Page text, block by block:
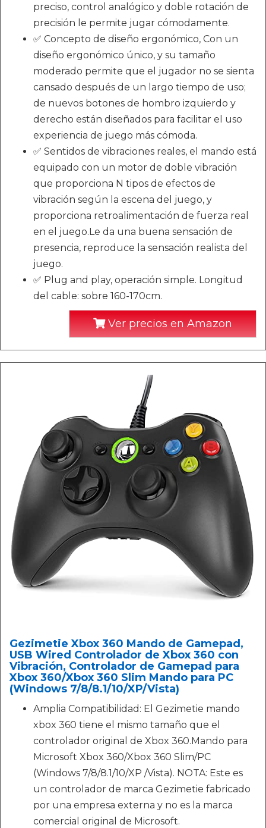
preciso, control analógico y doble rotación de
precisión le permite jugar cómodamente.
✅ Concepto de diseño ergonómico, Con un
diseño ergonómico único, y su tamaño
moderado permite que el jugador no se sienta
cansado después de un largo tiempo de uso;
de nuevos botones de hombro izquierdo y
derecho están diseñados para facilitar el uso
experiencia de juego más cómoda.
✅ Sentidos de vibraciones reales, el mando está
equipado con un motor de doble vibración
que proporciona N tipos de efectos de
vibración según la escena del juego, y
proporciona retroalimentación de fuerza real
en el juego.Le da una buena sensación de
presencia, reproduce la sensación realista del
juego.
✅ Plug and play, operación simple. Longitud
del cable: sobre 160-170cm.
Ver precios en Amazon
Gezimetie Xbox 360 Mando de Gamepad,
USB Wired Controlador de Xbox 360 con
Vibración, Controlador de Gamepad para
Xbox 360/Xbox 360 Slim Mando para PC
(Windows 7/8/8.1/10/XP/Vista)
Amplia Compatibilidad: El Gezimetie mando
xbox 360 tiene el mismo tamaño que el
controlador original de Xbox 360.Mando para
Microsoft Xbox 360/Xbox 360 Slim/PC
(Windows 7/8/8.1/10/XP /Vista). NOTA: Este es
un controlador de marca Gezimetie fabricado
por una empresa externa y no es la marca
comercial original de Microsoft.